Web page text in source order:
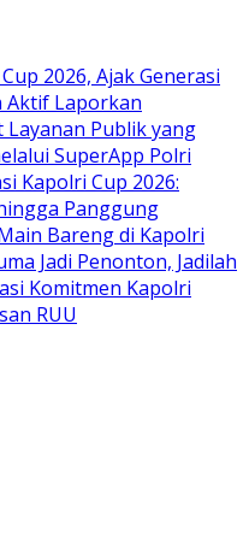
2026, Ajak Generasi
Aktif Laporkan
Layanan Publik yang
SuperApp Polri
Kapolri Cup 2026:
Panggung
Bareng di Kapolri
Jadi Penonton, Jadilah
Komitmen Kapolri
RUU